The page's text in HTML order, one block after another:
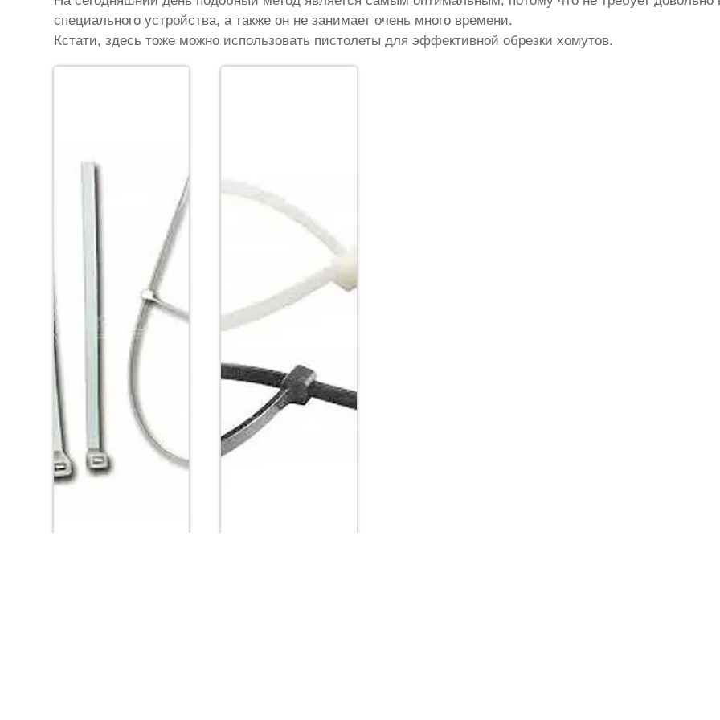
специального устройства, а также он не занимает очень много времени.
Кстати, здесь тоже можно использовать пистолеты для эффективной обрезки хомутов.